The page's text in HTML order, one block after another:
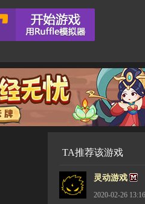
TA推荐该游戏
灵动游戏
2020-02-26